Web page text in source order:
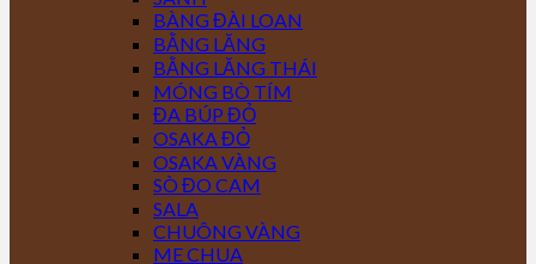
BÀNG ĐÀI LOAN
BẰNG LĂNG
BẰNG LĂNG THÁI
MÓNG BÒ TÍM
ĐA BÚP ĐỎ
OSAKA ĐỎ
OSAKA VÀNG
SÒ ĐO CAM
SALA
CHUÔNG VÀNG
ME CHUA